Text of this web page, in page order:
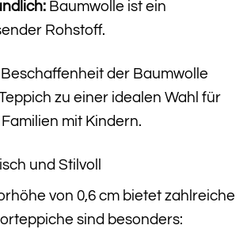
Baumwolle ist ein
Rohstoff.
der Baumwolle
zu einer idealen Wahl für
mit Kindern.
und Stilvoll
von 0,6 cm bietet zahlreiche
sind besonders: